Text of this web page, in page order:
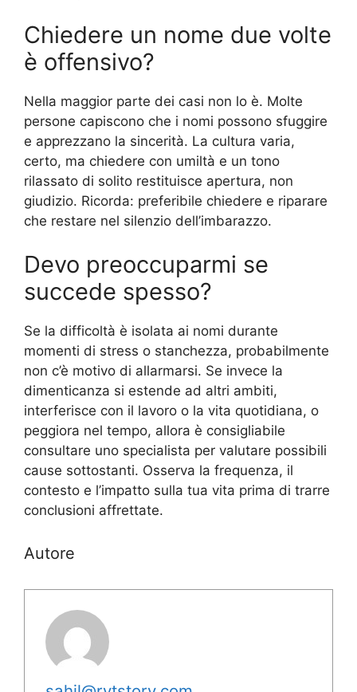
Chiedere un nome due volte
è offensivo?
Nella maggior parte dei casi non lo è. Molte
persone capiscono che i nomi possono sfuggire
e apprezzano la sincerità. La cultura varia,
certo, ma chiedere con umiltà e un tono
rilassato di solito restituisce apertura, non
giudizio. Ricorda: preferibile chiedere e riparare
che restare nel silenzio dell’imbarazzo.
Devo preoccuparmi se
succede spesso?
Se la difficoltà è isolata ai nomi durante
momenti di stress o stanchezza, probabilmente
non c’è motivo di allarmarsi. Se invece la
dimenticanza si estende ad altri ambiti,
interferisce con il lavoro o la vita quotidiana, o
peggiora nel tempo, allora è consigliabile
consultare uno specialista per valutare possibili
cause sottostanti. Osserva la frequenza, il
contesto e l’impatto sulla tua vita prima di trarre
conclusioni affrettate.
Autore